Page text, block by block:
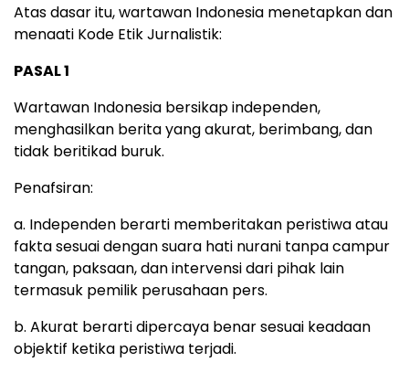
Atas dasar itu, wartawan Indonesia menetapkan dan
menaati Kode Etik Jurnalistik:
PASAL 1
Wartawan Indonesia bersikap independen,
menghasilkan berita yang akurat, berimbang, dan
tidak beritikad buruk.
Penafsiran:
a. Independen berarti memberitakan peristiwa atau
fakta sesuai dengan suara hati nurani tanpa campur
tangan, paksaan, dan intervensi dari pihak lain
termasuk pemilik perusahaan pers.
b. Akurat berarti dipercaya benar sesuai keadaan
objektif ketika peristiwa terjadi.